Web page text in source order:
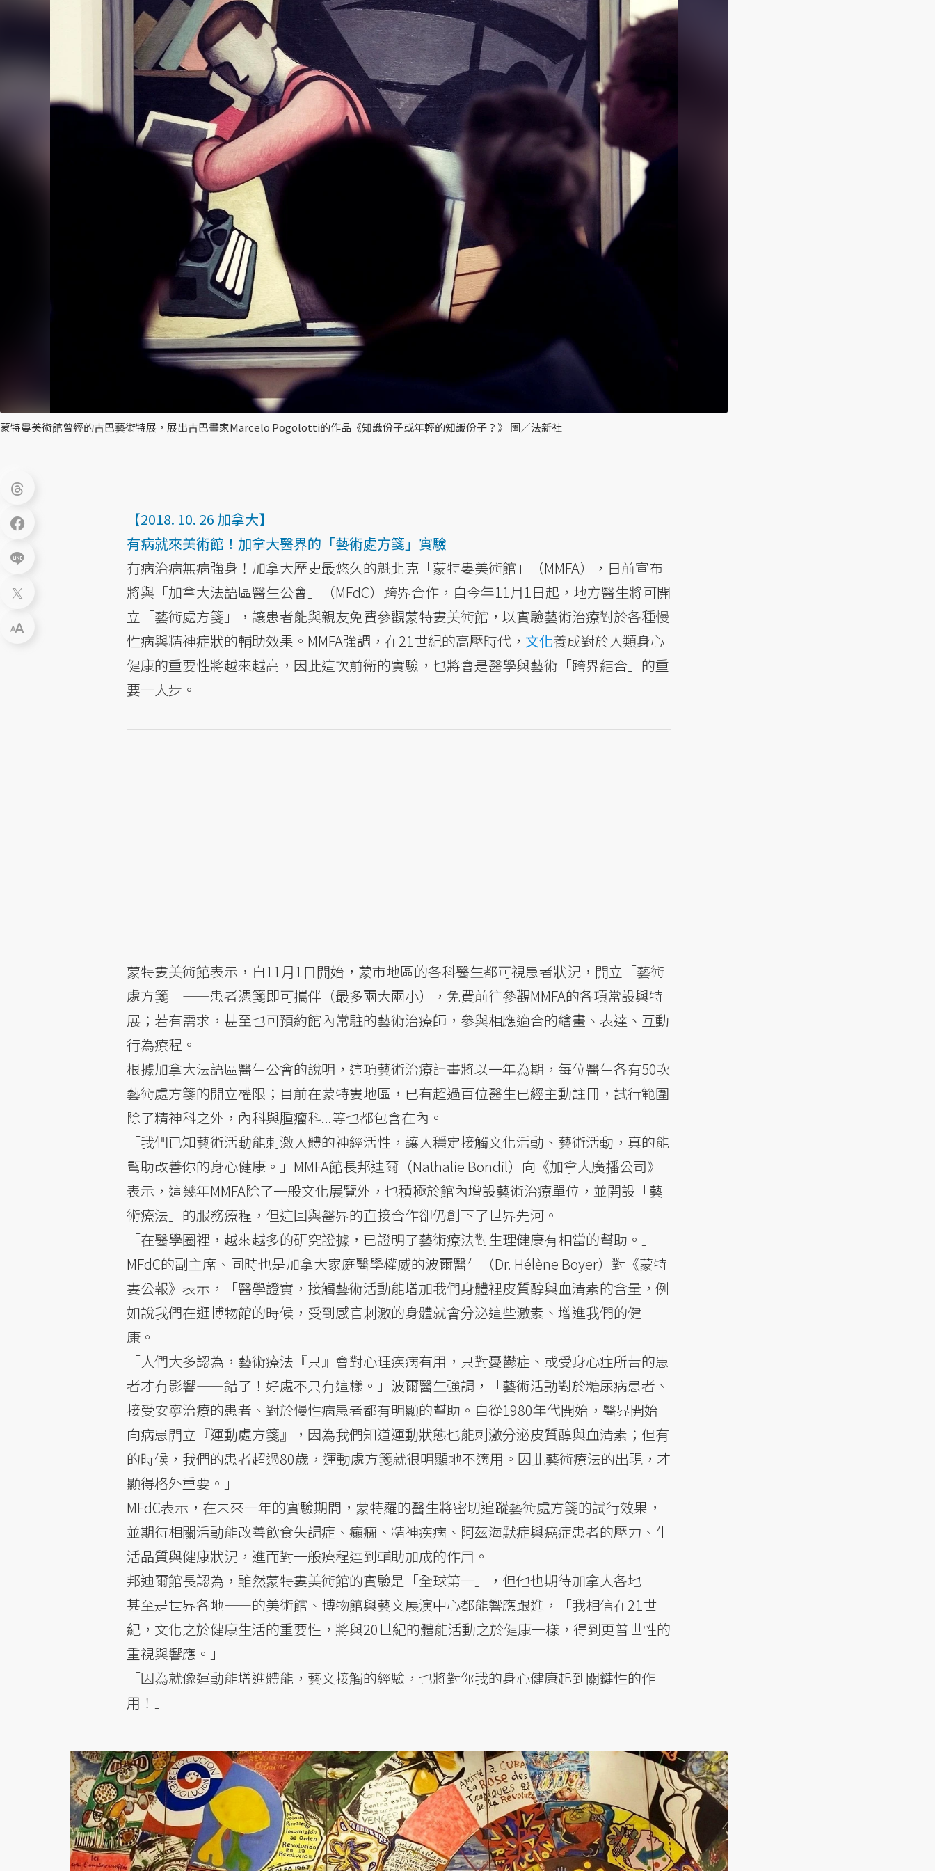
蒙特婁美術館曾經的古巴藝術特展，展出古巴畫家Marcelo Pogolotti的作品《知識份子或年輕的知識份子？》 圖／法新社
【2018. 10. 26 加拿大】
有病就來美術館！加拿大醫界的「藝術處方箋」實驗
有病治病無病強身！加拿大歷史最悠久的魁北克「蒙特婁美術館」（MMFA），日前宣布
將與「加拿大法語區醫生公會」（MFdC）跨界合作，自今年11月1日起，地方醫生將可開
立「藝術處方箋」，讓患者能與親友免費參觀蒙特婁美術館，以實驗藝術治療對於各種慢
性病與精神症狀的輔助效果。MMFA強調，在21世紀的高壓時代， 文化養成對於人類身心
健康的重要性將越來越高，因此這次前衛的實驗，也將會是醫學與藝術「跨界結合」的重
要一大步。
蒙特婁美術館表示，自11月1日開始，蒙市地區的各科醫生都可視患者狀況，開立「藝術
處方箋」——患者憑箋即可攜伴（最多兩大兩小），免費前往參觀MMFA的各項常設與特
展；若有需求，甚至也可預約館內常駐的藝術治療師，參與相應適合的繪畫、表達、互動
行為療程。
根據加拿大法語區醫生公會的說明，這項藝術治療計畫將以一年為期，每位醫生各有50次
藝術處方箋的開立權限；目前在蒙特婁地區，已有超過百位醫生已經主動註冊，試行範圍
除了精神科之外，內科與腫瘤科...等也都包含在內。
「我們已知藝術活動能刺激人體的神經活性，讓人穩定接觸文化活動、藝術活動，真的能
幫助改善你的身心健康。」MMFA館長邦迪爾（Nathalie Bondil）向《加拿大廣播公司》
表示，這幾年MMFA除了一般文化展覽外，也積極於館內增設藝術治療單位，並開設「藝
術療法」的服務療程，但這回與醫界的直接合作卻仍創下了世界先河。
「在醫學圈裡，越來越多的研究證據，已證明了藝術療法對生理健康有相當的幫助。」
MFdC的副主席、同時也是加拿大家庭醫學權威的波爾醫生（Dr. Hélène Boyer）對《蒙特
婁公報》表示，「醫學證實，接觸藝術活動能增加我們身體裡皮質醇與血清素的含量，例
如說我們在逛博物館的時候，受到感官刺激的身體就會分泌這些激素、增進我們的健
康。」
「人們大多認為，藝術療法『只』會對心理疾病有用，只對憂鬱症、或受身心症所苦的患
者才有影響——錯了！好處不只有這樣。」波爾醫生強調，「藝術活動對於糖尿病患者、
接受安寧治療的患者、對於慢性病患者都有明顯的幫助。自從1980年代開始，醫界開始
向病患開立『運動處方箋』，因為我們知道運動狀態也能刺激分泌皮質醇與血清素；但有
的時候，我們的患者超過80歲，運動處方箋就很明顯地不適用。因此藝術療法的出現，才
顯得格外重要。」
MFdC表示，在未來一年的實驗期間，蒙特羅的醫生將密切追蹤藝術處方箋的試行效果，
並期待相關活動能改善飲食失調症、癲癇、精神疾病、阿茲海默症與癌症患者的壓力、生
活品質與健康狀況，進而對一般療程達到輔助加成的作用。
邦迪爾館長認為，雖然蒙特婁美術館的實驗是「全球第一」，但他也期待加拿大各地——
甚至是世界各地——的美術館、博物館與藝文展演中心都能響應跟進，「我相信在21世
紀，文化之於健康生活的重要性，將與20世紀的體能活動之於健康一樣，得到更普世性的
重視與響應。」
「因為就像運動能增進體能，藝文接觸的經驗，也將對你我的身心健康起到關鍵性的作
用！」